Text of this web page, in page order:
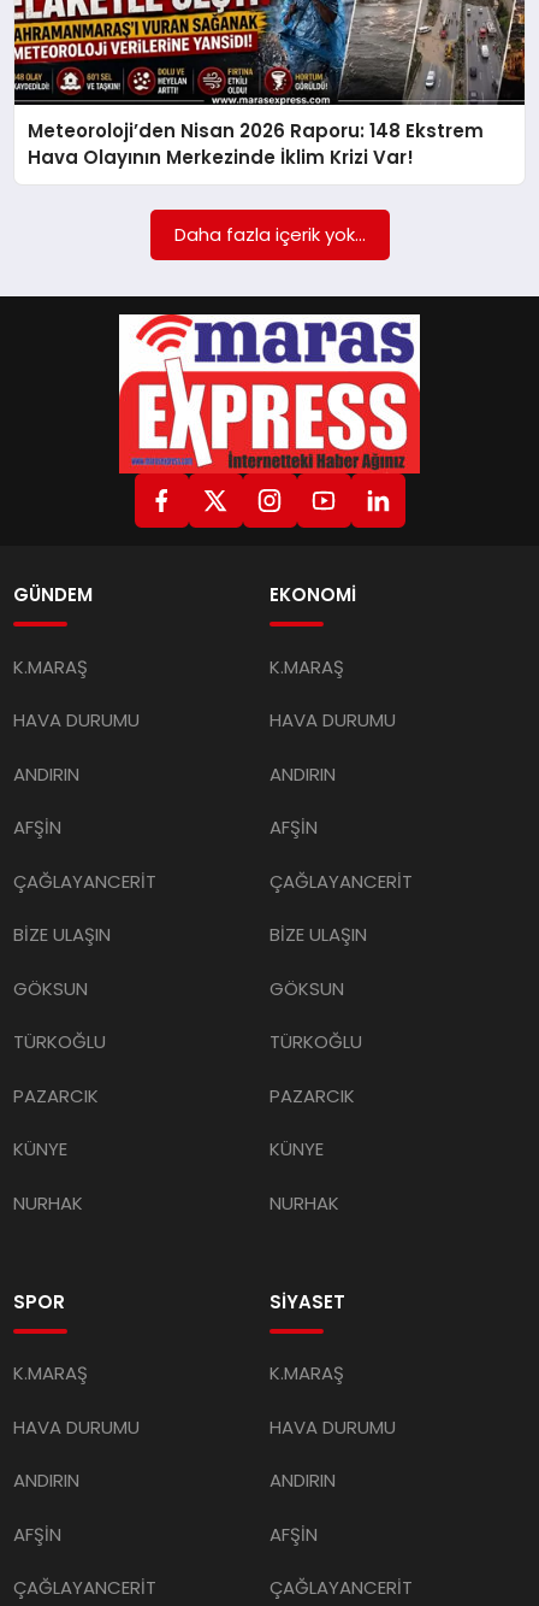
GÖKSUN
TÜRKOĞLU
Meteoroloji’den Nisan 2026 Raporu: 148 Ekstrem
Hava Olayının Merkezinde İklim Krizi Var!
Daha fazla içerik yok...
GÜNDEM
K.MARAŞ
HAVA DURUMU
ANDIRIN
AFŞİN
ÇAĞLAYANCERİT
BİZE ULAŞIN
GÖKSUN
TÜRKOĞLU
PAZARCIK
KÜNYE
NURHAK
EKONOMİ
K.MARAŞ
HAVA DURUMU
ANDIRIN
AFŞİN
ÇAĞLAYANCERİT
BİZE ULAŞIN
GÖKSUN
TÜRKOĞLU
PAZARCIK
KÜNYE
NURHAK
SPOR
K.MARAŞ
HAVA DURUMU
ANDIRIN
AFŞİN
ÇAĞLAYANCERİT
SİYASET
K.MARAŞ
HAVA DURUMU
ANDIRIN
AFŞİN
ÇAĞLAYANCERİT